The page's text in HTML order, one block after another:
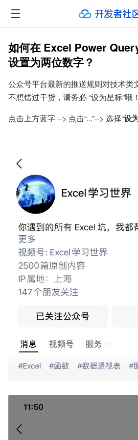
如何在 Excel Power
设置为两位数字？
公众号平台最新的推送规则对技术类
不想错过干货，请务必 “设为星标”哦
点击上方蓝字 --> 点击“...”--> 选择“设